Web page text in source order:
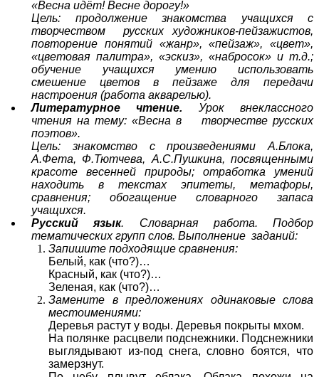
«Весна идёт! Весне дорогу!»
Цель: продолжение знакомства учащихся с
творчеством русских художников-пейзажистов,
повторение понятий «жанр», «пейзаж», «цвет»,
«цветовая палитра», «эскиз», «набросок» и т.д.;
обучение учащихся умению использовать
смешение цветов в пейзаже для передачи
настроения (работа акварелью).
Литературное чтение. Урок внеклассного
чтения на тему: «Весна в творчестве русских
поэтов».
Цель: знакомство с произведениями А.Блока,
А.Фета, Ф.Тютчева, А.С.Пушкина, посвященными
красоте весенней природы; отработка умений
находить в текстах эпитеты, метафоры,
сравнения; обогащение словарного запаса
учащихся.
Русский язык. Словарная работа. Подбор
тематических групп слов. Выполнение заданий:
Запишите подходящие сравнения:
Белый, как (что?)…
Красный, как (что?)…
Зеленая, как (что?)…
Замените в предложениях одинаковые слова
местоимениями:
Деревья растут у воды. Деревья покрыты мхом.
На полянке расцвели подснежники. Подснежники
выглядывают из-под снега, словно боятся, что
замерзнут.